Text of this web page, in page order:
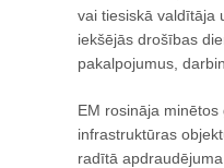
vai tiesiskā valdītāja
iekšējās drošības
pakalpojumus,
EM rosināja
infrastruktūras
radītā